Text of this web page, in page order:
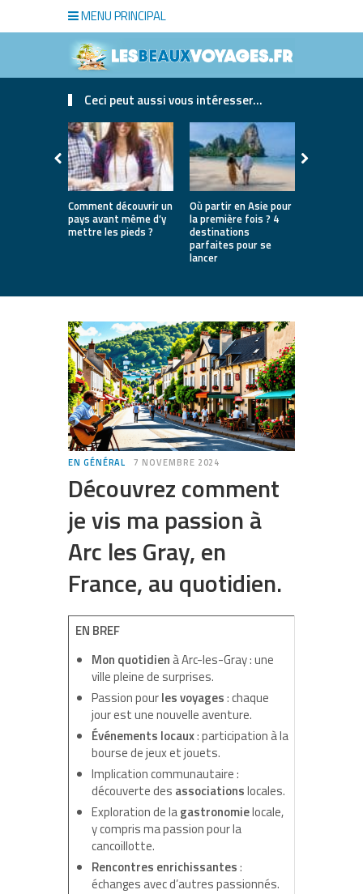
MENU PRINCIPAL
Ceci peut aussi vous intéresser...
Comment découvrir un
pays avant même d’y
mettre les pieds ?
Où partir en Asie pour
la première fois ? 4
destinations
parfaites pour se
lancer
EN GÉNÉRAL 7 NOVEMBRE 2024
Découvrez comment
je vis ma passion à
Arc les Gray, en
France, au quotidien.
EN BREF
Mon quotidien à Arc-les-Gray : une
ville pleine de surprises.
Passion pourles voyages: chaque
jour est une nouvelle aventure.
Événements locaux: participation à la
bourse de jeux et jouets.
Implication communautaire :
découverte des associationslocales.
Exploration de lagastronomielocale,
y compris ma passion pour la
cancoillotte.
Rencontres enrichissantes:
échanges avec d’autres passionnés.